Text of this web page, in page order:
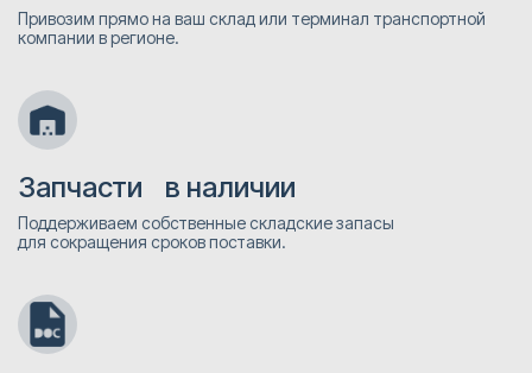
Привозим прямо на ваш склад или терминал транспортной
компании в регионе.
Запчасти в наличии
Поддерживаем собственные складские запасы
для сокращения сроков поставки.